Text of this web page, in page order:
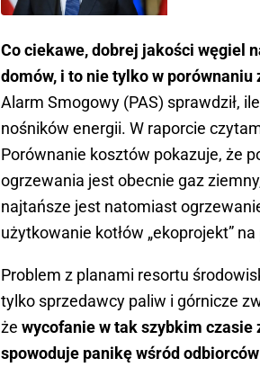
Co ciekawe, dobrej jakości węgiel
domów, i to nie tylko w
Alarm Smogowy (PAS) sprawdził,
nośników energii. W raporcie
Porównanie kosztów pokazuje, że
ogrzewania jest obecnie gaz
najtańsze jest natomiast
użytkowanie kotłów „ekoprojekt”
Problem z planami resortu
tylko sprzedawcy paliw i górnicze
że wycofanie w tak szybkim
spowoduje panikę wśród